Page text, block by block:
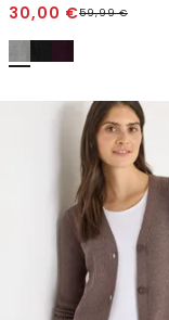
30,00 €59,99€